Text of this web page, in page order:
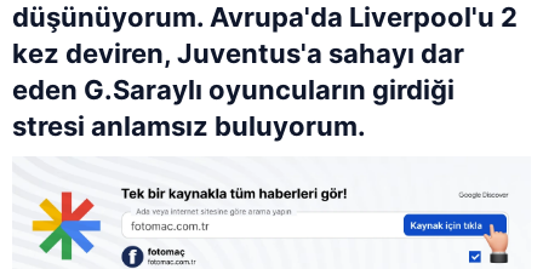
düşünüyorum. Avrupa'da Liverpool'u 2
kez deviren, Juventus'a sahayı dar
eden G.Saraylı oyuncuların girdiği
stresi anlamsız buluyorum.